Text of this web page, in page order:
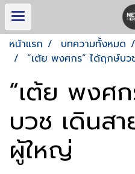
หน้าแรก บทความทั้งหมด
“เต้ย พงศกร” ได้ฤกษ์บ
“เต้ย พงศ
บวช เดินส
ผู้ใหญ่